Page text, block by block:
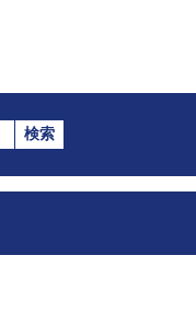
検索